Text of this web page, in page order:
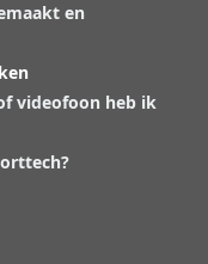
en
videofoon heb ik